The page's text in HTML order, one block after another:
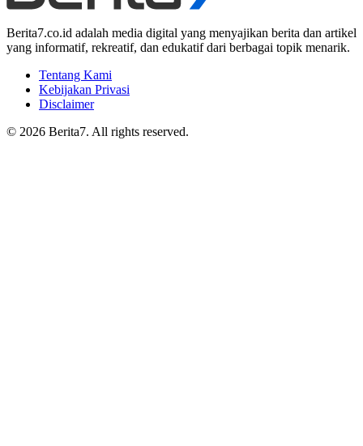
Berita7.co.id adalah media digital yang menyajikan berita dan artikel
yang informatif, rekreatif, dan edukatif dari berbagai topik menarik.
Tentang Kami
Kebijakan Privasi
Disclaimer
© 2026 Berita7. All rights reserved.